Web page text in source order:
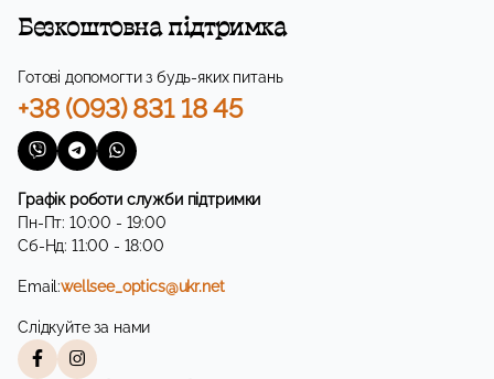
Безкоштовна підтримка
Готові допомогти з будь-яких питань
+38 (093) 831 18 45
Графік роботи служби підтримки
Пн-Пт: 10:00 - 19:00
Сб-Нд: 11:00 - 18:00
Email:wellsee_optics@ukr.net
Слідкуйте за нами